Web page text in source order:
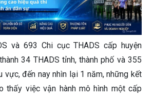
và 693 Chi cục THADS cấp huyện
34 THADS tỉnh, thành phố và 355
vực, đến nay nhìn lại 1 năm, những kết
thấy việc vận hành mô hình một cấp